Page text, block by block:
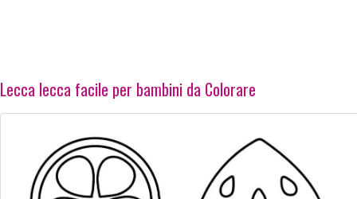
Lecca lecca facile per bambini da Colorare